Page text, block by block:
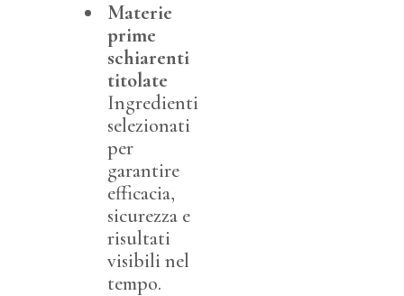
Materie
prime
schiarenti
titolate
Ingredienti
selezionati
per
garantire
efficacia,
sicurezza e
risultati
visibili nel
tempo.